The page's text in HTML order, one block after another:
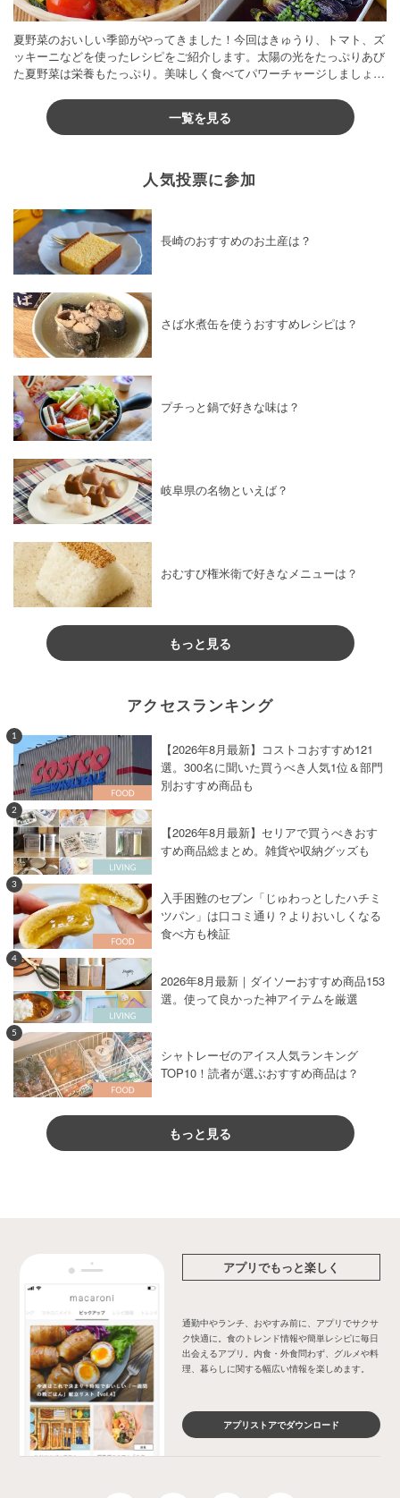
夏野菜のおいしい季節がやってきました！今回はきゅうり、トマト、ズ
ッキーニなどを使ったレシピをご紹介します。太陽の光をたっぷりあび
た夏野菜は栄養もたっぷり。美味しく食べてパワーチャージしましょう
一覧を見る
人気投票に参加
長崎のおすすめのお土産は？
さば水煮缶を使うおすすめレシピは？
プチっと鍋で好きな味は？
岐阜県の名物といえば？
おむすび権米衛で好きなメニューは？
もっと見る
アクセスランキング
1
【2026年8月最新】コストコおすすめ121
選。300名に聞いた買うべき人気1位＆部門
別おすすめ商品も
2
【2026年8月最新】セリアで買うべきおす
すめ商品総まとめ。雑貨や収納グッズも
3
入手困難のセブン「じゅわっとしたハチミ
ツパン」は口コミ通り？よりおいしくなる
食べ方も検証
4
2026年8月最新｜ダイソーおすすめ商品153
選。使って良かった神アイテムを厳選
5
シャトレーゼのアイス人気ランキング
TOP10！読者が選ぶおすすめ商品は？
もっと見る
アプリでもっと楽しく
通勤中やランチ、おやすみ前に、アプリでサクサ
ク快適に。食のトレンド情報や簡単レシピに毎日
出会えるアプリ。内食・外食問わず、グルメや料
理、暮らしに関する幅広い情報を楽しめます。
アプリストアでダウンロード